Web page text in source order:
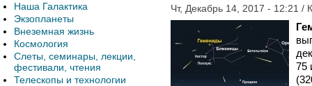
Наша Галактика
Экзопланеты
Внеземная жизнь
Космология
Слеты, семинары, лекции,
фестивали, чтения
Телескопы и технологии
Чт, Декабрь 14, 2017 - 12:21 /
75